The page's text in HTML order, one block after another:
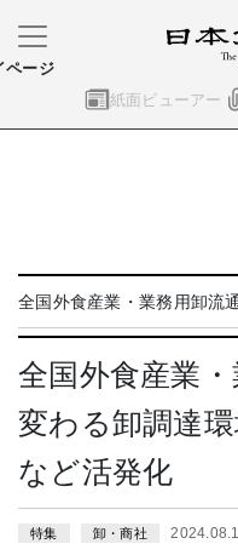
紙面ビューアー
ページ
全国外食産業・業務用卸流
全国外食産業・
変わる卸調達
など活発化
特集 卸・商社